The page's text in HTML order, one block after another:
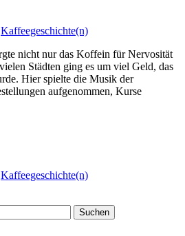
Kaffeegeschichte(n)
nicht nur das Koffein für Nervosität
Städten ging es um viel Geld, das
Hier spielte die Musik der
aufgenommen, Kurse
Kaffeegeschichte(n)